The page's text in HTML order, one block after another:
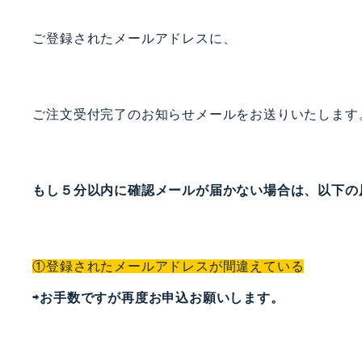
ご登録されたメールアドレスに、
ご注文受付完了のお知らせメールをお送りいたします
もし５分以内に確認メールが届かない場合は、以下の
①登録されたメールアドレスが間違えている
⇨お手数ですが再度お申込お願いします。